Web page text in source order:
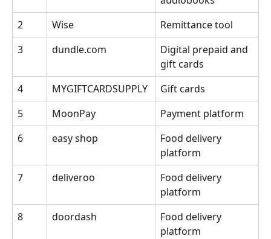
2
Wise
Remittance tool
3
dundle.com
Digital prepaid and
gift cards
4
MYGIFTCARDSUPPLY
Gift cards
5
MoonPay
Payment platform
6
easy shop
Food delivery
platform
7
deliveroo
Food delivery
platform
8
doordash
Food delivery
platform